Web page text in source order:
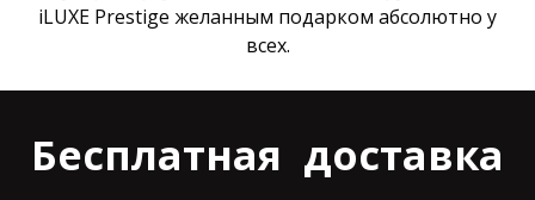
iLUXE Prestige желанным подарком абсолютно у
всех.
Бесплатная доставка